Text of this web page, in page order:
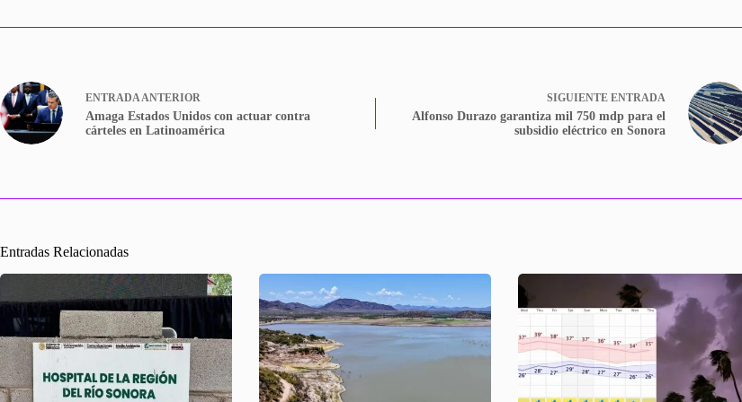
ENTRADA ANTERIOR
Amaga Estados Unidos con actuar contra
cárteles en Latinoamérica
SIGUIENTE ENTRADA
Alfonso Durazo garantiza mil 750 mdp para el
subsidio eléctrico en Sonora
Entradas Relacionadas